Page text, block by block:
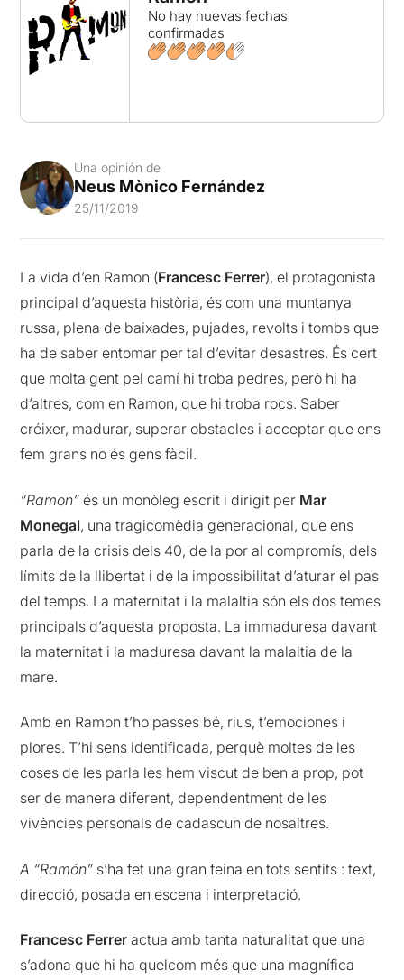
No hay nuevas fechas
confirmadas
Una opinión de
Neus Mònico Fernández
25/11/2019
La vida d’en Ramon (Francesc Ferrer), el protagonista
principal d’aquesta història, és com una muntanya
russa, plena de baixades, pujades, revolts i tombs que
ha de saber entomar per tal d’evitar desastres. És cert
que molta gent pel camí hi troba pedres, però hi ha
d’altres, com en Ramon, que hi troba rocs. Saber
créixer, madurar, superar obstacles i acceptar que ens
fem grans no és gens fàcil.
“Ramon” és un monòleg escrit i dirigit per Mar
Monegal, una tragicomèdia generacional, que ens
parla de la crisis dels 40, de la por al compromís, dels
límits de la llibertat i de la impossibilitat d’aturar el pas
del temps. La maternitat i la malaltia són els dos temes
principals d’aquesta proposta. La immaduresa davant
la maternitat i la maduresa davant la malaltia de la
mare.
Amb en Ramon t’ho passes bé, rius, t’emociones i
plores. T’hi sens identificada, perquè moltes de les
coses de les parla les hem viscut de ben a prop, pot
ser de manera diferent, dependentment de les
vivències personals de cadascun de nosaltres.
A “Ramón” s’ha fet una gran feina en tots sentits : text,
direcció, posada en escena i interpretació.
Francesc Ferreractua amb tanta naturalitat que una
s’adona que hi ha quelcom més que una magnífica